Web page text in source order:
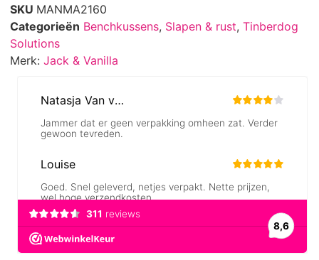
SKU MANMA2160
Categorieën Benchkussens, Slapen & rust, Tinberdog
Solutions
Merk: Jack & Vanilla